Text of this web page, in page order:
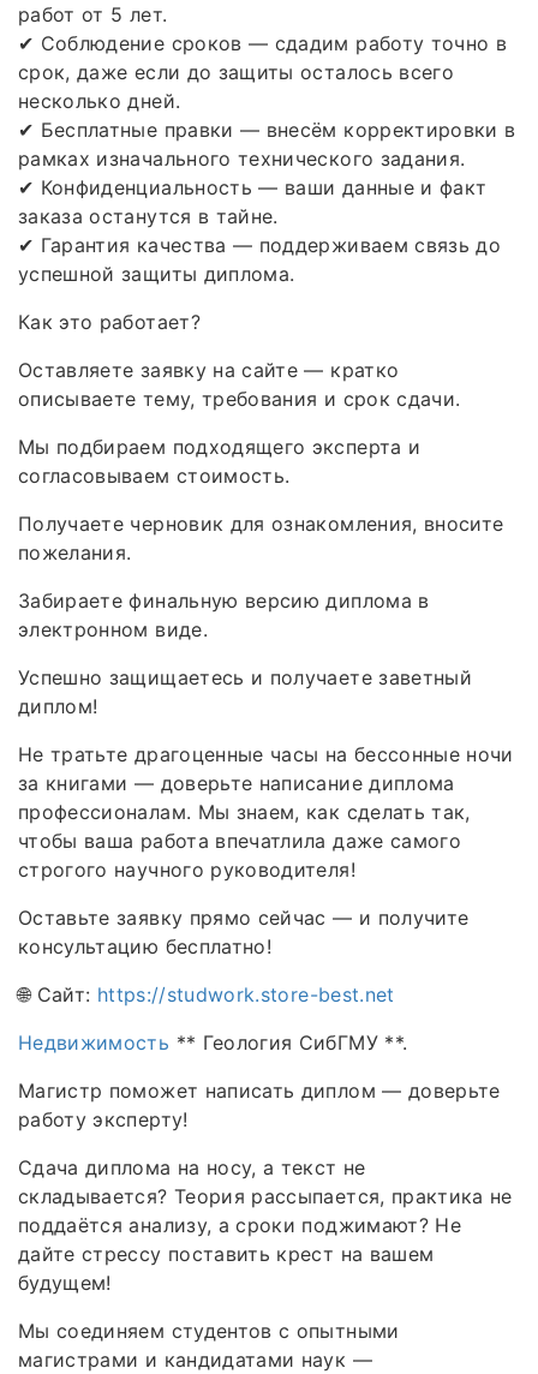
работ от 5 лет.
✔ Соблюдение сроков — сдадим работу точно в
срок, даже если до защиты осталось всего
несколько дней.
✔ Бесплатные правки — внесём корректировки в
рамках изначального технического задания.
✔ Конфиденциальность — ваши данные и факт
заказа останутся в тайне.
✔ Гарантия качества — поддерживаем связь до
успешной защиты диплома.
Как это работает?
Оставляете заявку на сайте — кратко
описываете тему, требования и срок сдачи.
Мы подбираем подходящего эксперта и
согласовываем стоимость.
Получаете черновик для ознакомления, вносите
пожелания.
Забираете финальную версию диплома в
электронном виде.
Успешно защищаетесь и получаете заветный
диплом!
Не тратьте драгоценные часы на бессонные ночи
за книгами — доверьте написание диплома
профессионалам. Мы знаем, как сделать так,
чтобы ваша работа впечатлила даже самого
строгого научного руководителя!
Оставьте заявку прямо сейчас — и получите
консультацию бесплатно!
🌐 Сайт: https://studwork.store-best.net
Недвижимость ** Геология СибГМУ **.
Магистр поможет написать диплом — доверьте
работу эксперту!
Сдача диплома на носу, а текст не
складывается? Теория рассыпается, практика не
поддаётся анализу, а сроки поджимают? Не
дайте стрессу поставить крест на вашем
будущем!
Мы соединяем студентов с опытными
магистрами и кандидатами наук —